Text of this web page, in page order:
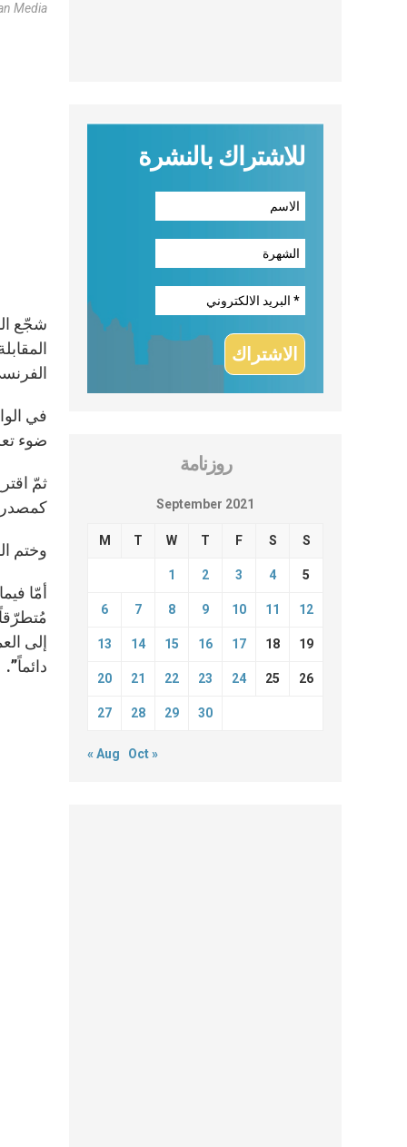
Media
شجّع
في
ضوء
ثمّ
كمصدر
وختم
أمّا
إلى
دائماً”.
للاشتراك بالنشرة
روزنامة
September 2021
M T W T F S S
1 2 3 4 5
6 7 8 9 10 11 12
13 14 15 16 17 18 19
20 21 22 23 24 25 26
27 28 29 30
« Aug Oct »